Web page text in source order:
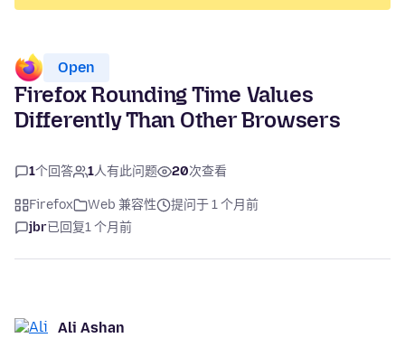
Open
Firefox Rounding Time Values
Differently Than Other Browsers
1个回答 1人有此问题 20次查看
Firefox Web 兼容性
提问于 1 个月前
jbr已回复1 个月前
Ali Ashan